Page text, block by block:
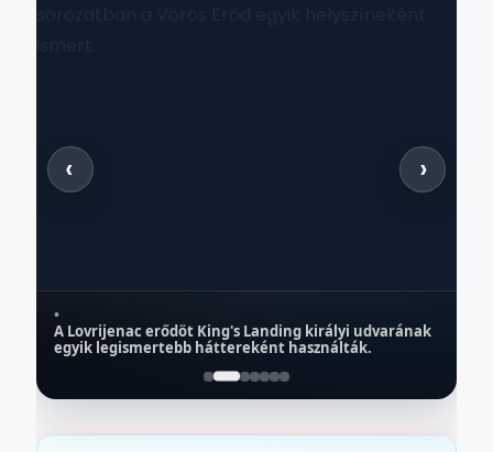
DUBROVNIK
Lovrijenac erőd – Vörös Erőd
‹ ›
•
A Lovrijenac erődöt King's Landing királyi udvarának
egyik legismertebb háttereként használták.